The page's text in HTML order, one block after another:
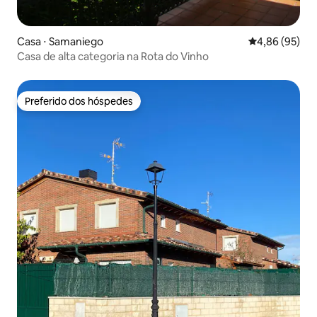
Casa ⋅ Samaniego 4,86 de uma
4,86 (95)
Casa de alta categoria na Rota do Vinho
Preferido dos hóspedes
Preferido dos hóspedes